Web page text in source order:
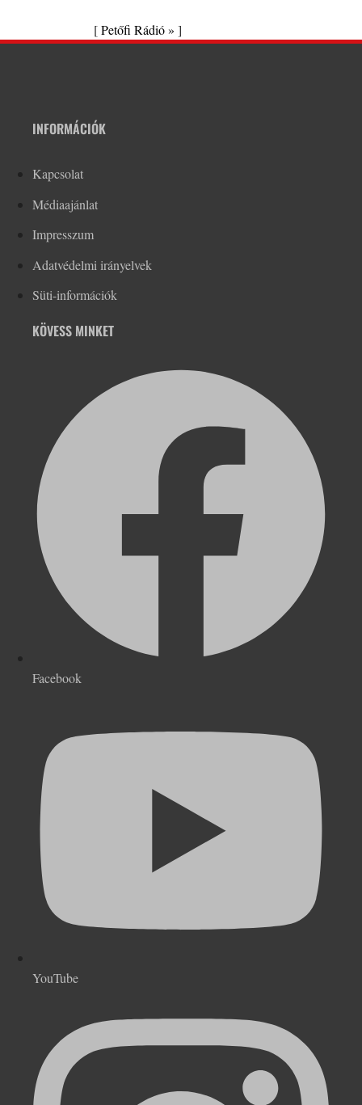
[Petőfi Rádió » ]
INFORMÁCIÓK
Kapcsolat
Médiaajánlat
Impresszum
Adatvédelmi irányelvek
Süti-információk
KÖVESS MINKET
Facebook
YouTube